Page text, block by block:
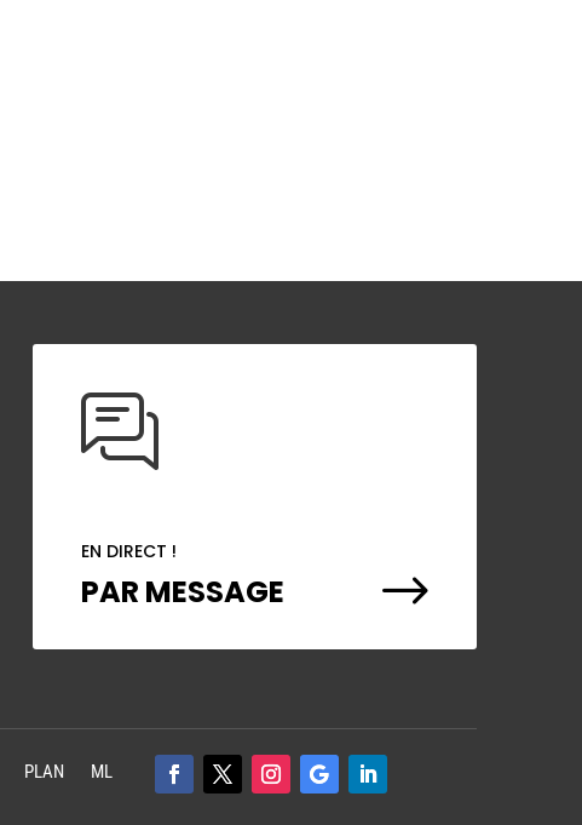
EN DIRECT !
PAR MESSAGE $
PLAN ML